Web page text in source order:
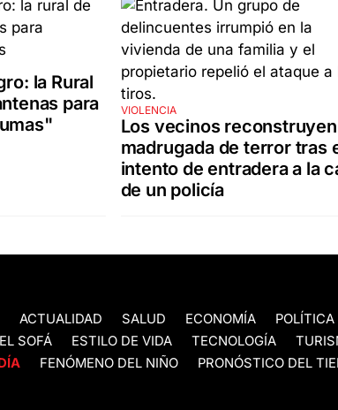
la Rural
para
VIOLENCIA
Los vecinos
madrugada de terror tras
intento de entradera a la
de un policía
ACTUALIDAD SALUD ECONOMÍA POLÍTICA
SOFÁ ESTILO DE VIDA TECNOLOGÍA
FENÓMENO DEL NIÑO PRONÓSTICO DEL